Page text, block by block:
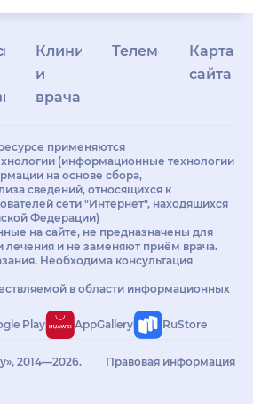
Клиникам
и
врачам
Телемедицина
Карта
сайта
применяются
(информационные технологии
на основе сбора,
сведений, относящихся к
сети "Интернет", находящихся
Федерации)
на сайте, не предназначены для
лечения и не заменяют приём врача.
Необходима консультация
в области информационных
Play AppGallery RuStore
2014—2026.
Правовая информация